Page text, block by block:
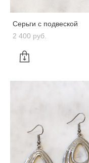
Серьги с подвеской
2 400 pуб.